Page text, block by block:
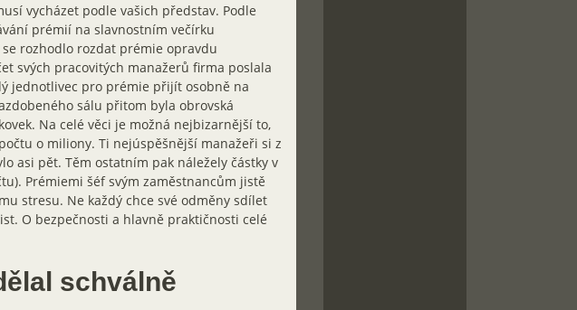
vycházet podle vašich představ. Podle
prémií na slavnostním večírku
rozhodlo rozdat prémie opravdu
svých pracovitých manažerů firma poslala
jednotlivec pro prémie přijít osobně na
sálu přitom byla obrovská
Na celé věci je možná nejbizarnější to,
o miliony. Ti nejúspěšnější manažeři si z
asi pět. Těm ostatním pak náležely částky v
Prémiemi šéf svým zaměstnancům jistě
stresu. Ne každý chce své odměny sdílet
O bezpečnosti a hlavně praktičnosti celé
schválně